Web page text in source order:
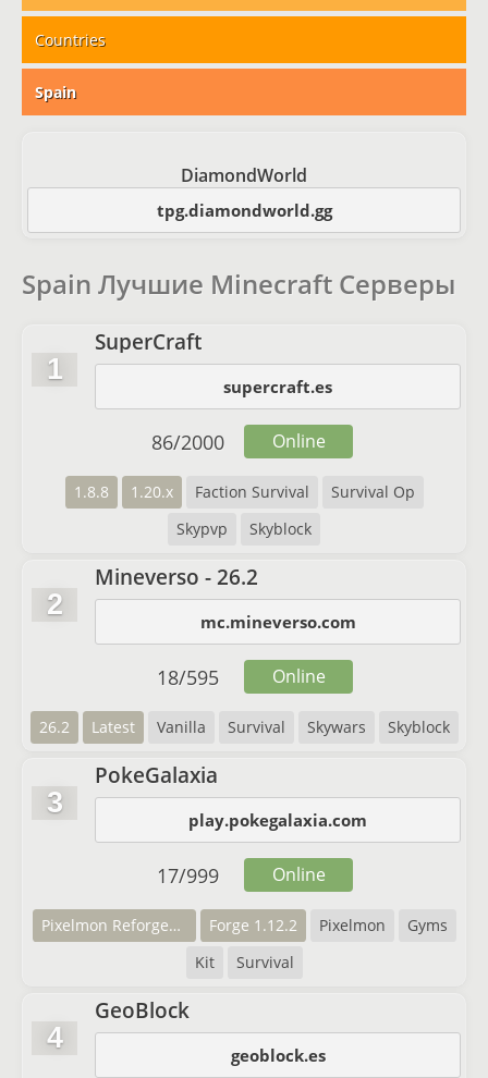
Countries
Spain
DiamondWorld
tpg.diamondworld.gg
Spain Лучшие Minecraft Серверы
1
SuperCraft
supercraft.es
1.8.8 1.20.x Faction Survival
Survival Op
Skypvp
Skyblock
86/2000 Online
2
Mineverso - 26.2
mc.mineverso.com
26.2 Latest Vanilla Survival Skywars Skyblock
18/595 Online
3
PokeGalaxia
play.pokegalaxia.com
Pixelmon Reforged 7.2.2 Forge 1.12.2 Pixelmon
Gyms
Kit
Survival
17/999 Online
4
GeoBlock
geoblock.es